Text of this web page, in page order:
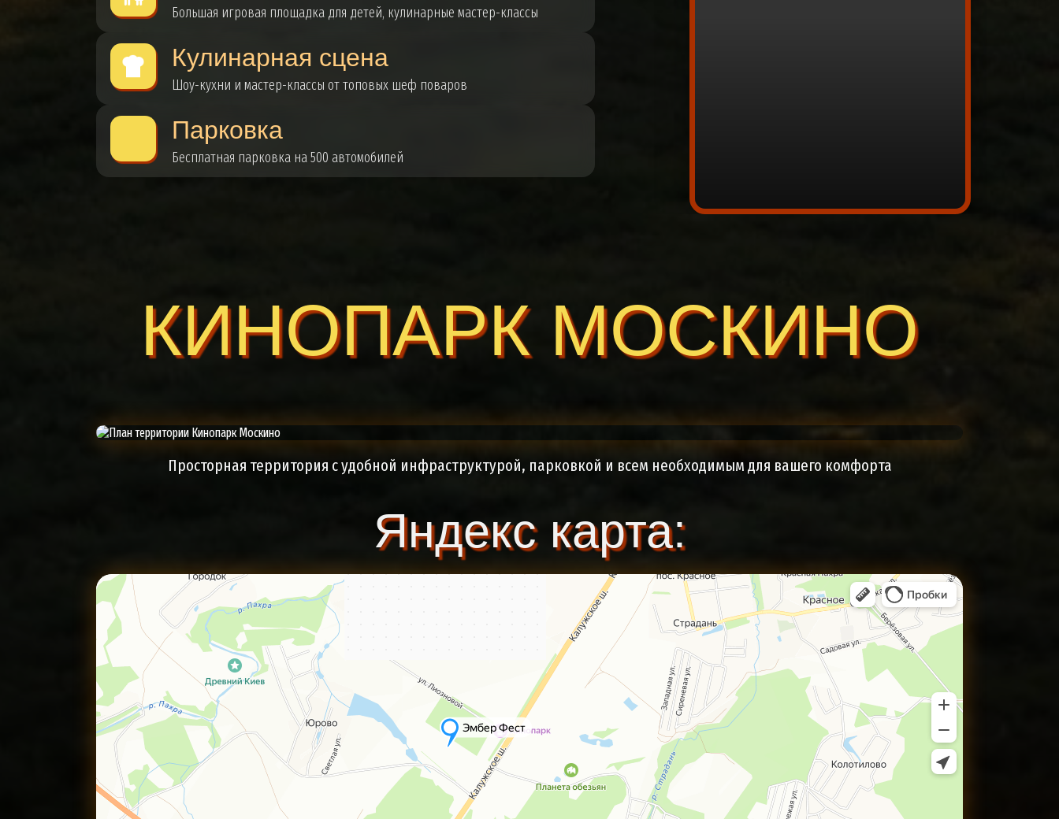
Большая игровая площадка для детей, кулинарные мастер-классы
Кулинарная сцена
Шоу-кухни и мастер-классы от топовых шеф поваров
Парковка
Бесплатная парковка на 500 автомобилей
КИНОПАРК МОСКИНО
Просторная территория с удобной инфраструктурой, парковкой и всем необходимым для вашего комфорта
Яндекс карта: